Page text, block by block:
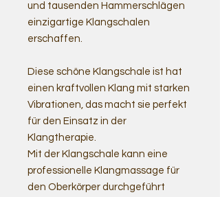
und tausenden Hammerschlägen
einzigartige Klangschalen
erschaffen.
Diese schöne Klangschale ist hat
einen kraftvollen Klang mit starken
Vibrationen, das macht sie perfekt
für den Einsatz in der
Klangtherapie.
Mit der Klangschale kann eine
professionelle Klangmassage für
den Oberkörper durchgeführt